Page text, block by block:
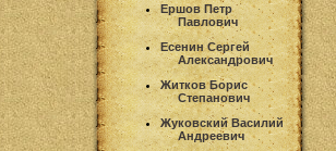
Ершов Петр
Павлович
Есенин Сергей
Александрович
Житков Борис
Степанович
Жуковский Василий
Андреевич